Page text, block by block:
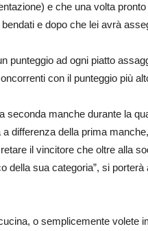
e che una volta
e dopo che lei avrà
punteggio ad ogni piatto
con il punteggio più
seconda manche durante la
differenza della prima
il vincitore che oltre alla
della sua categoria”, si
o semplicemente volete